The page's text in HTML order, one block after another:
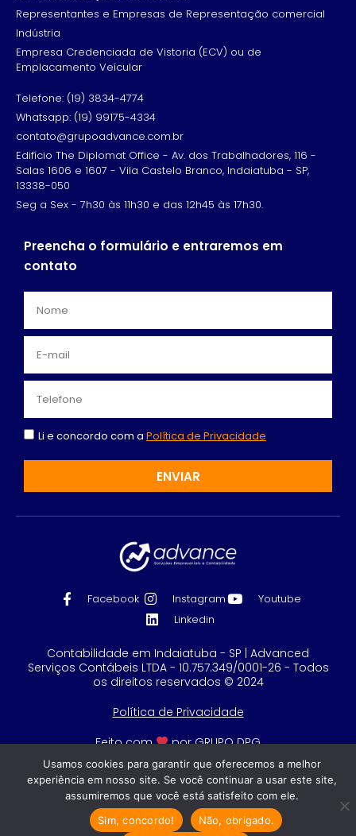
Representantes e Empresas de Representação comercial
Indústria
Empresa Credenciada de Vistoria (ECV) ou de
Emplacamento Veícular
Telefone: (19) 3834-4774
Whatsapp: (19) 99175-4334
contato@grupoadvance.com.br
Edifício The Diplomat Office - Av. dos Trabalhadores, 116 -
Salas 1606 e 1607 - Vila Castelo Branco, Indaiatuba - SP,
13338-050
Seg a Sex - 7h30 às 11h30 e das 12h45 às 17h30.
Preencha o formulário e entraremos em
contato
Li e concordo com a Política de Privacidade
ENVIAR
Facebook Instagram
Youtube
Linkedin
Contabilidade em Indaiatuba - SP | Advanced
Serviços Contábeis LTDA - 10.757.349/0001-26 - Todos
os direitos reservados © 2024
Política de Privacidade
Feito com
por GRUPO DPG
Usamos cookies para garantir que oferecemos a melhor
experiência em nosso site. Se você continuar a usar este site,
assumiremos que você está satisfeito com ele.
Sim, concordo!
Não, obrigado.